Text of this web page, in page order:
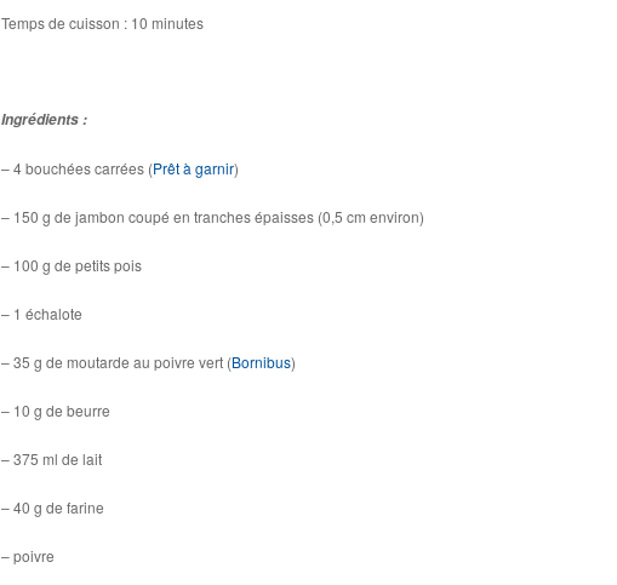
Temps de cuisson : 10 minutes
Ingrédients :
– 4 bouchées carrées (Prêt à garnir)
– 150 g de jambon coupé en tranches épaisses (0,5 cm environ)
– 100 g de petits pois
– 1 échalote
– 35 g de moutarde au poivre vert (Bornibus)
– 10 g de beurre
– 375 ml de lait
– 40 g de farine
– poivre